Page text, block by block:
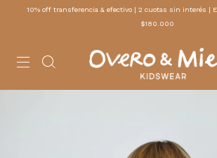
10% off transferencia & efectivo | 2 cuotas sin interés |
$180.000